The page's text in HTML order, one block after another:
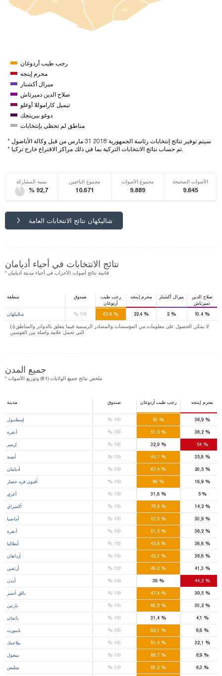
BSN
SAM
رجب طيب أردوغان
محرم إينجه
ميرال أكشنار
صلاح الدين دميرتاش
تيميل كاراموللا أوغلو
دوغو بيرينجك
مناطق لم تحظى بإنتخابات
* سيتم توفير نتائج إنتخابات رئاسة الجمهورية 2018 31 مارس من قبل وكالة الأناضول
* تم حساب نتائج الانتخابات التركية بما في ذلك مراكز الاقتراع خارج تركيا.
نسبة المشاركة
% 92,7
مجموع الناخبين
10.671
مجموع الأصوات
9.889
الأصوات الصحيحة
9.645
شاليكهان نتائج الانتخابات العامة
نتائج الانتخابات في أحياء أديامان
* قائمة نتائج أصوات الأحزاب في أحياء مدينة أديامان
منطقة صندوق
رجب طيب
أردوغان
محرم إينجه ميرال أكشنار
صلاح الدين
دميرتاش
شاليكهان
% 100 %
62.8 % % %
(-).لا يمكن الحصول على معلومات من المؤسسات والمصادر الرسمية فيما يتعلق بالدوائر والمناطق
التي تحمل علامة واصلة بين القوسين
جميع المدن
* ملخص نتائج جميع الولايات (81) وتوزيع الأصوات
مدينة صندوق رجب طيب أردوغان محرم إينجه
إسطنبول %100 % %
36,9
أنقرة %100 %
51,5 %
36,2
إزمير %100 %
32,9 %
54
أضنة %100 % %
35,8
أديامان %100 %
67,4 %
20,5
أفيون قره حصار %100 % %
18,9
أغري %100 %
31,8 %
5
أكسراي %100 %
76,2 %
14,2
أماصيا %100 %
57,5 %
30,9
أنقرة %100 %
51,5 %
36,2
أنطاليا %100 %
42,8 %
38,8
أرداهان %100 % %
36,8
أرتفين %100 %
48,2 %
أيدن %100 % %
44,2
بالق أسير %100 %
47,4 %
39,5
بارتين %100 %
60,5 %
30,2
باتمان %100 %
31,4 %
بايبورت %100 % %
بيلاجيك %100 %
51,4 %
بينغول %100 %
66,7 %
بيتليس %100 %
50,2 %